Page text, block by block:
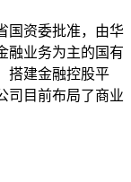
国资委批准，由华
融业务为主的国有
搭建金融控股平
司目前布局了商业